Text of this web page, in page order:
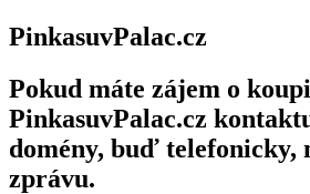
PinkasuvPalac.cz
Pokud máte zájem o
PinkasuvPalac.cz
domény, buď telefonicky,
zprávu.